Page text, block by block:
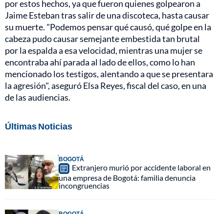
por estos hechos, ya que fueron quienes golpearon a
Jaime Esteban tras salir de una discoteca, hasta causar
su muerte. "Podemos pensar qué causó, qué golpe en la
cabeza pudo causar semejante embestida tan brutal
por la espalda a esa velocidad, mientras una mujer se
encontraba ahí parada al lado de ellos, como lo han
mencionado los testigos, alentando a que se presentara
la agresión", aseguró Elsa Reyes, fiscal del caso, en una
de las audiencias.
Últimas Noticias
BOGOTÁ
Extranjero murió por accidente laboral en
una empresa de Bogotá: familia denuncia
incongruencias